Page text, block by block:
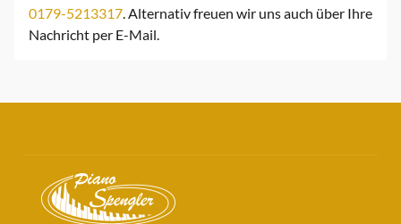
0179-5213317. Alternativ freuen wir uns auch über Ihre
Nachricht per E-Mail.